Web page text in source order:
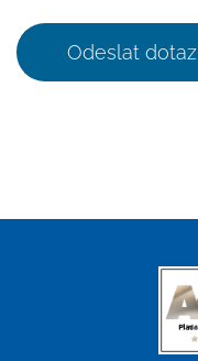
Odeslat dotaz